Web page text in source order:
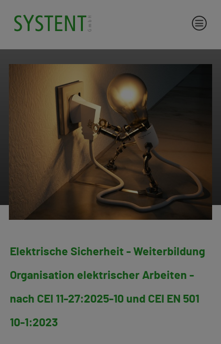
Elektrische Sicherheit - Weiterbildung
Organisation elektrischer Arbeiten -
nach CEI 11-27:2025-10 und CEI EN 501
10-1:2023